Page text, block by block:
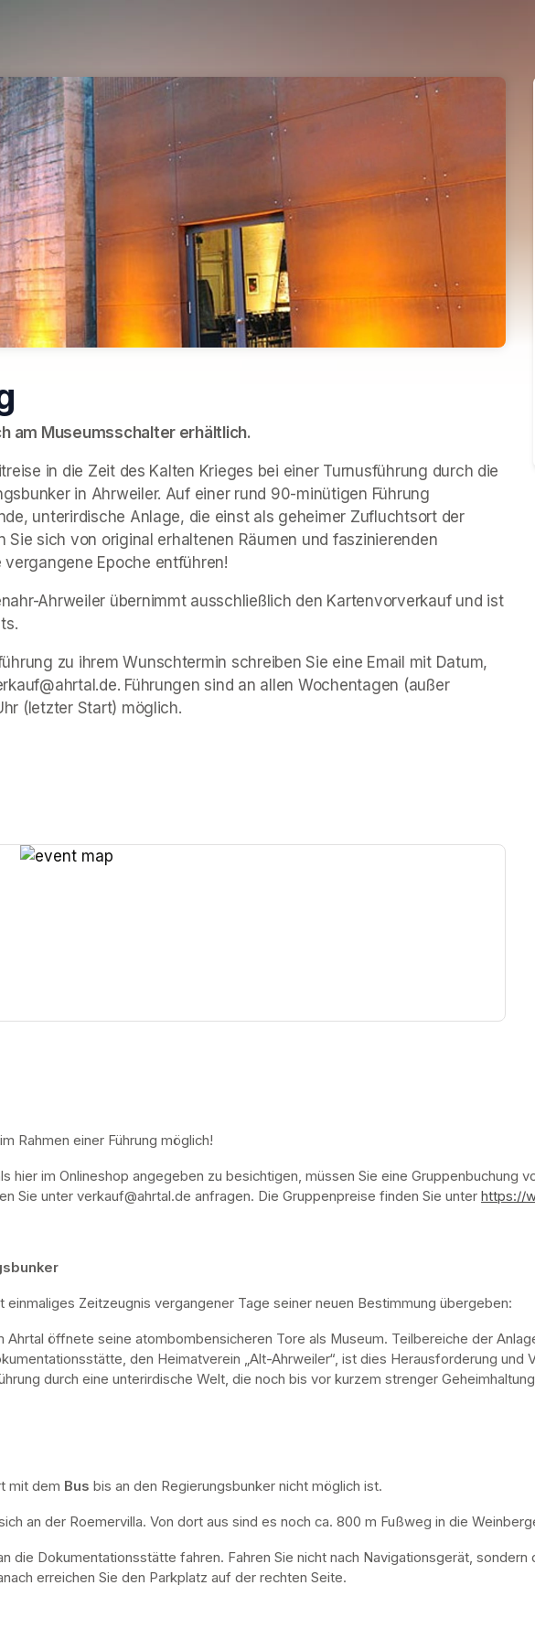
am Museumsschalter erhältlich.
in die Zeit des Kalten Krieges bei einer Turnusführung durch die
in Ahrweiler. Auf einer rund 90-minütigen Führung
unterirdische Anlage, die einst als geheimer Zufluchtsort der
Sie sich von original erhaltenen Räumen und faszinierenden
Epoche entführen!
Ahrweiler übernimmt ausschließlich den Kartenvorverkauf und ist
zu ihrem Wunschtermin schreiben Sie eine Email mit Datum,
Führungen sind an allen Wochentagen (außer
(letzter Start) möglich.
Rahmen einer Führung möglich!
hier im Onlineshop angegeben zu besichtigen, müssen Sie eine Gruppenbuchung
Sie unter verkauf@ahrtal.de anfragen. Die Gruppenpreise finden Sie unter https://
Zeitzeugnis vergangener Tage seiner neuen Bestimmung übergeben:
Ahrtal öffnete seine atombombensicheren Tore als Museum. Teilbereiche der
den Heimatverein „Alt-Ahrweiler“, ist dies Herausforderung
durch eine unterirdische Welt, die noch bis vor kurzem strenger
mit dem Bus bis an den Regierungsbunker nicht möglich ist.
an der Roemervilla. Von dort aus sind es noch ca. 800 m Fußweg in die
die Dokumentationsstätte fahren. Fahren Sie nicht nach Navigationsgerät,
erreichen Sie den Parkplatz auf der rechten Seite.